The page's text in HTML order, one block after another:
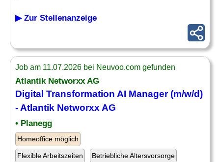
▶ Zur Stellenanzeige
Job am 11.07.2026 bei Neuvoo.com gefunden
Atlantik Networxx AG
Digital Transformation AI Manager (m/w/d)
- Atlantik Networxx AG
• Planegg
Homeoffice möglich
Flexible Arbeitszeiten Betriebliche Altersvorsorge